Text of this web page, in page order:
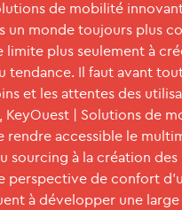
de mobilité
un monde toujours plus
limite plus seulement à
tendance. Il faut avant
et les attentes des
KeyOuest | Solutions de
rendre accessible le
sourcing à la création des
perspective de confort
à développer une